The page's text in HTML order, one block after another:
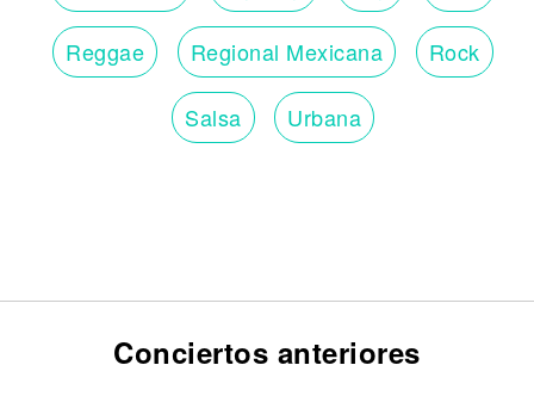
Reggae Regional Mexicana Rock
Salsa Urbana
Conciertos anteriores